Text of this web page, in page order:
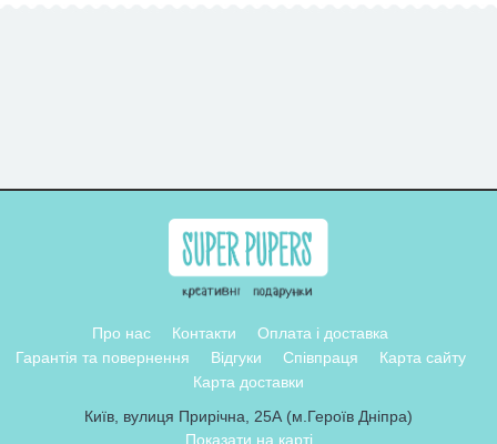
Про нас Контакти
Оплата і доставка
Гарантія та повернення
Відгуки Співпраця
Карта сайту
Карта доставки
Київ, вулиця Прирічна, 25А (м.Героїв Дніпра)
Показати на карті